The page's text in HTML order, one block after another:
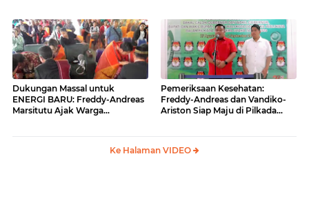
Dukungan Massal untuk
ENERGI BARU: Freddy-Andreas
Marsitutu Ajak Warga
Pemeriksaan Kesehatan:
Freddy-Andreas dan Vandiko-
Ariston Siap Maju di Pilkada
Ke Halaman VIDEO